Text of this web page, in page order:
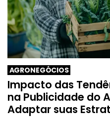
AGRONEGÓCIOS
Impacto das
na Publicidade do
Adaptar suas